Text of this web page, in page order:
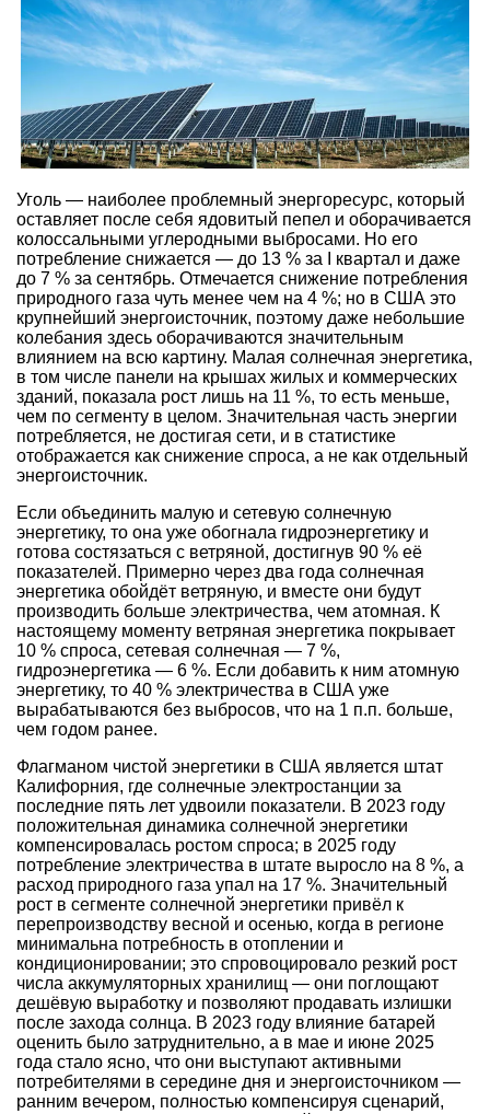
Уголь — наиболее проблемный энергоресурс, который
оставляет после себя ядовитый пепел и оборачивается
колоссальными углеродными выбросами. Но его
потребление снижается — до 13 % за I квартал и даже
до 7 % за сентябрь. Отмечается снижение потребления
природного газа чуть менее чем на 4 %; но в США это
крупнейший энергоисточник, поэтому даже небольшие
колебания здесь оборачиваются значительным
влиянием на всю картину. Малая солнечная энергетика,
в том числе панели на крышах жилых и коммерческих
зданий, показала рост лишь на 11 %, то есть меньше,
чем по сегменту в целом. Значительная часть энергии
потребляется, не достигая сети, и в статистике
отображается как снижение спроса, а не как отдельный
энергоисточник.
Если объединить малую и сетевую солнечную
энергетику, то она уже обогнала гидроэнергетику и
готова состязаться с ветряной, достигнув 90 % её
показателей. Примерно через два года солнечная
энергетика обойдёт ветряную, и вместе они будут
производить больше электричества, чем атомная. К
настоящему моменту ветряная энергетика покрывает
10 % спроса, сетевая солнечная — 7 %,
гидроэнергетика — 6 %. Если добавить к ним атомную
энергетику, то 40 % электричества в США уже
вырабатываются без выбросов, что на 1 п.п. больше,
чем годом ранее.
Флагманом чистой энергетики в США является штат
Калифорния, где солнечные электростанции за
последние пять лет удвоили показатели. В 2023 году
положительная динамика солнечной энергетики
компенсировалась ростом спроса; в 2025 году
потребление электричества в штате выросло на 8 %, а
расход природного газа упал на 17 %. Значительный
рост в сегменте солнечной энергетики привёл к
перепроизводству весной и осенью, когда в регионе
минимальна потребность в отоплении и
кондиционировании; это спровоцировало резкий рост
числа аккумуляторных хранилищ — они поглощают
дешёвую выработку и позволяют продавать излишки
после захода солнца. В 2023 году влияние батарей
оценить было затруднительно, а в мае и июне 2025
года стало ясно, что они выступают активными
потребителями в середине дня и энергоисточником —
ранним вечером, полностью компенсируя сценарий,